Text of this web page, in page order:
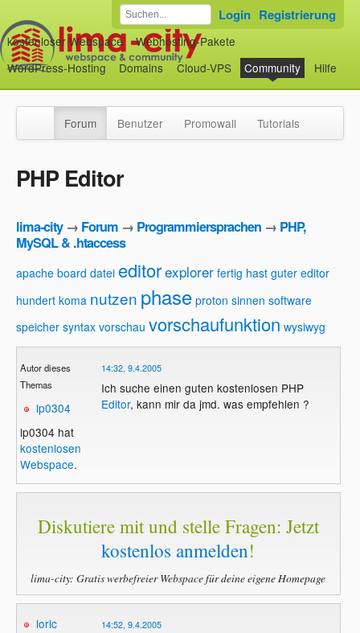
kostenloser Webspace
Webhosting-Pakete
WordPress-Hosting
Domains Cloud-VPS Community Hilfe
Login Registrierung
Forum Benutzer Promowall Tutorials
PHP Editor
lima-city→ Forum → Programmiersprachen → PHP,
MySQL & .htaccess
apache board datei editorexplorer fertig hast guter editor
hundert koma nutzen phase proton sinnen software
speicher syntax vorschau vorschaufunktion wysiwyg
Autor dieses
Themas
lp0304
lp0304 hat
kostenlosen
Webspace.
14:32, 9.4.2005
Ich suche einen guten kostenlosen PHP
Editor, kann mir da jmd. was empfehlen ?
Diskutiere mit und stelle Fragen: Jetzt
kostenlos anmelden!
lima-city: Gratis werbefreier Webspace für deine eigene Homepage
loric
14:52, 9.4.2005